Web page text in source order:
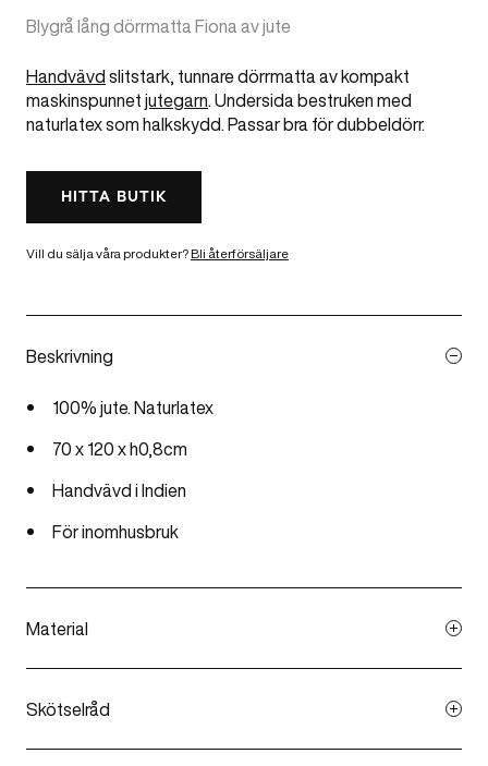
Blygrå lång dörrmatta Fiona av jute
Handvävdslitstark, tunnare dörrmatta av kompakt
maskinspunnetjutegarn. Undersida bestruken med
naturlatex som halkskydd. Passar bra för dubbeldörr.
HITTA BUTIK
Vill du sälja våra produkter?Bli återförsäljare
Beskrivning
100% jute. Naturlatex
70 x 120 x h0,8cm
Handvävd i Indien
För inomhusbruk
Material
med naturlatex på undersidan.
Skötselråd